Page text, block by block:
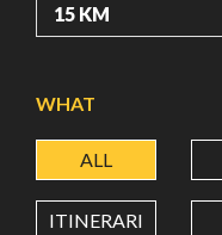
LATITUDE
WHAT
ALL
ITINERARI